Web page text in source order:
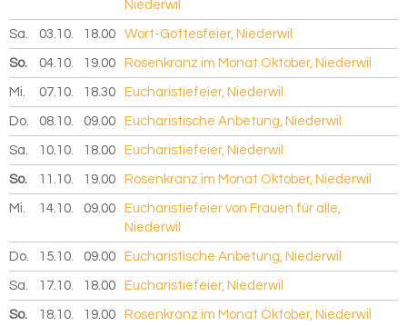
Niederwil
Sa. 03.10. 2026
18.00 Wort-Gottesfeier, Niederwil
So. 04.10. 2026
19.00 Rosenkranz im Monat Oktober, Niederwil
Mi. 07.10. 2026
18.30 Eucharistiefeier, Niederwil
Do. 08.10. 2026
09.00 Eucharistische Anbetung, Niederwil
Sa. 10.10. 2026
18.00 Eucharistiefeier, Niederwil
So. 11.10. 2026
19.00 Rosenkranz im Monat Oktober, Niederwil
Mi. 14.10. 2026
09.00
Eucharistiefeier von Frauen für alle,
Niederwil
Do. 15.10. 2026
09.00 Eucharistische Anbetung, Niederwil
Sa. 17.10. 2026
18.00 Eucharistiefeier, Niederwil
So. 18.10. 2026
19.00 Rosenkranz im Monat Oktober, Niederwil